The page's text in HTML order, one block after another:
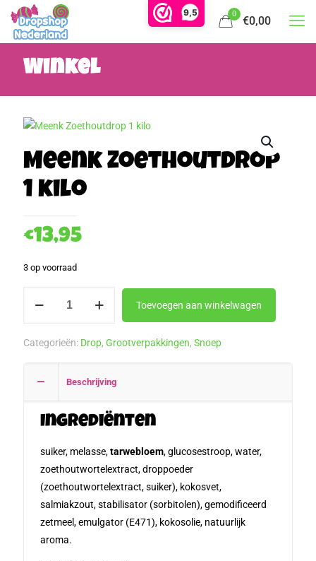
9,5 0
€0,00
Winkel
Meenk Zoethoutdrop
1 kilo
€13,95
3 op voorraad
Zoethoutdrop
kilo
Toevoegen aan winkelwagen
Categorieën: Drop, Grootverpakkingen, Snoep
Beschrijving
Ingrediënten
suiker, melasse,tarwebloem, glucosestroop, water,
zoethoutwortelextract, droppoeder
(zoethoutwortelextract, suiker), kokosvet,
salmiakzout, stabilisator (sorbitolen), gemodificeerd
zetmeel, emulgator (E471), kokosolie, natuurlijk
aroma.